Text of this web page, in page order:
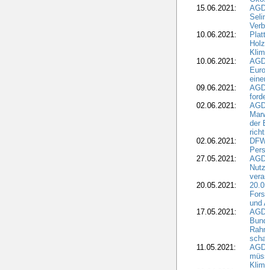
15.06.2021:
10.06.2021:
10.06.2021:
09.06.2021:
02.06.2021:
der
02.06.2021:
27.05.2021:
20.05.2021:
und
17.05.2021:
11.05.2021: